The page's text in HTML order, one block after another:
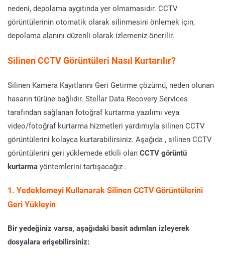
nedeni, depolama aygıtında yer olmamasıdır. CCTV
görüntülerinin otomatik olarak silinmesini önlemek için,
depolama alanını düzenli olarak izlemeniz önerilir.
Silinen CCTV Görüntüleri Nasıl Kurtarılır?
Silinen Kamera Kayıtlarını Geri Getirme çözümü, neden olunan
hasarın türüne bağlıdır. Stellar Data Recovery Services
tarafından sağlanan fotoğraf kurtarma yazılımı veya
video/fotoğraf kurtarma hizmetleri yardımıyla silinen CCTV
görüntülerini kolayca kurtarabilirsiniz. Aşağıda , silinen CCTV
görüntülerini geri yüklemede etkili olan CCTV görüntü
kurtarma yöntemlerini tartışacağız .
1. Yedeklemeyi Kullanarak Silinen CCTV Görüntülerini
Geri Yükleyin
Bir yedeğiniz varsa, aşağıdaki basit adımları izleyerek
dosyalara erişebilirsiniz: